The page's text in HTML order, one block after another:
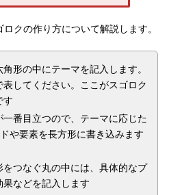
クの作り方について解説します。
形の中にテーマを記入します。
表してください。ここがスゴロク
す
一番目立つので、テーマに応じた
や要素を長方形に書き込みます
をつなぐ丸の中には、具体的なプ
果などを記入します